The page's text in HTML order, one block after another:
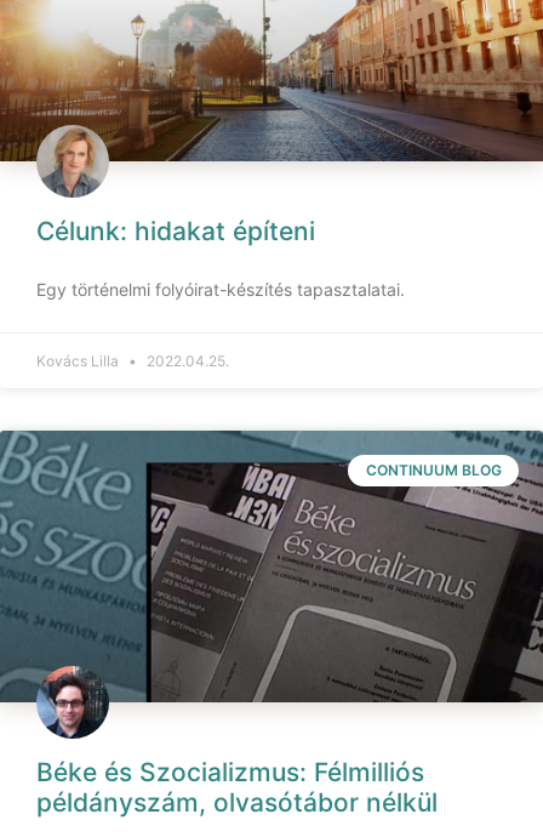
Célunk: hidakat építeni
Egy történelmi folyóirat-készítés tapasztalatai.
Kovács Lilla 2022.04.25.
CONTINUUM BLOG
Béke és Szocializmus: Félmilliós
példányszám, olvasótábor nélkül